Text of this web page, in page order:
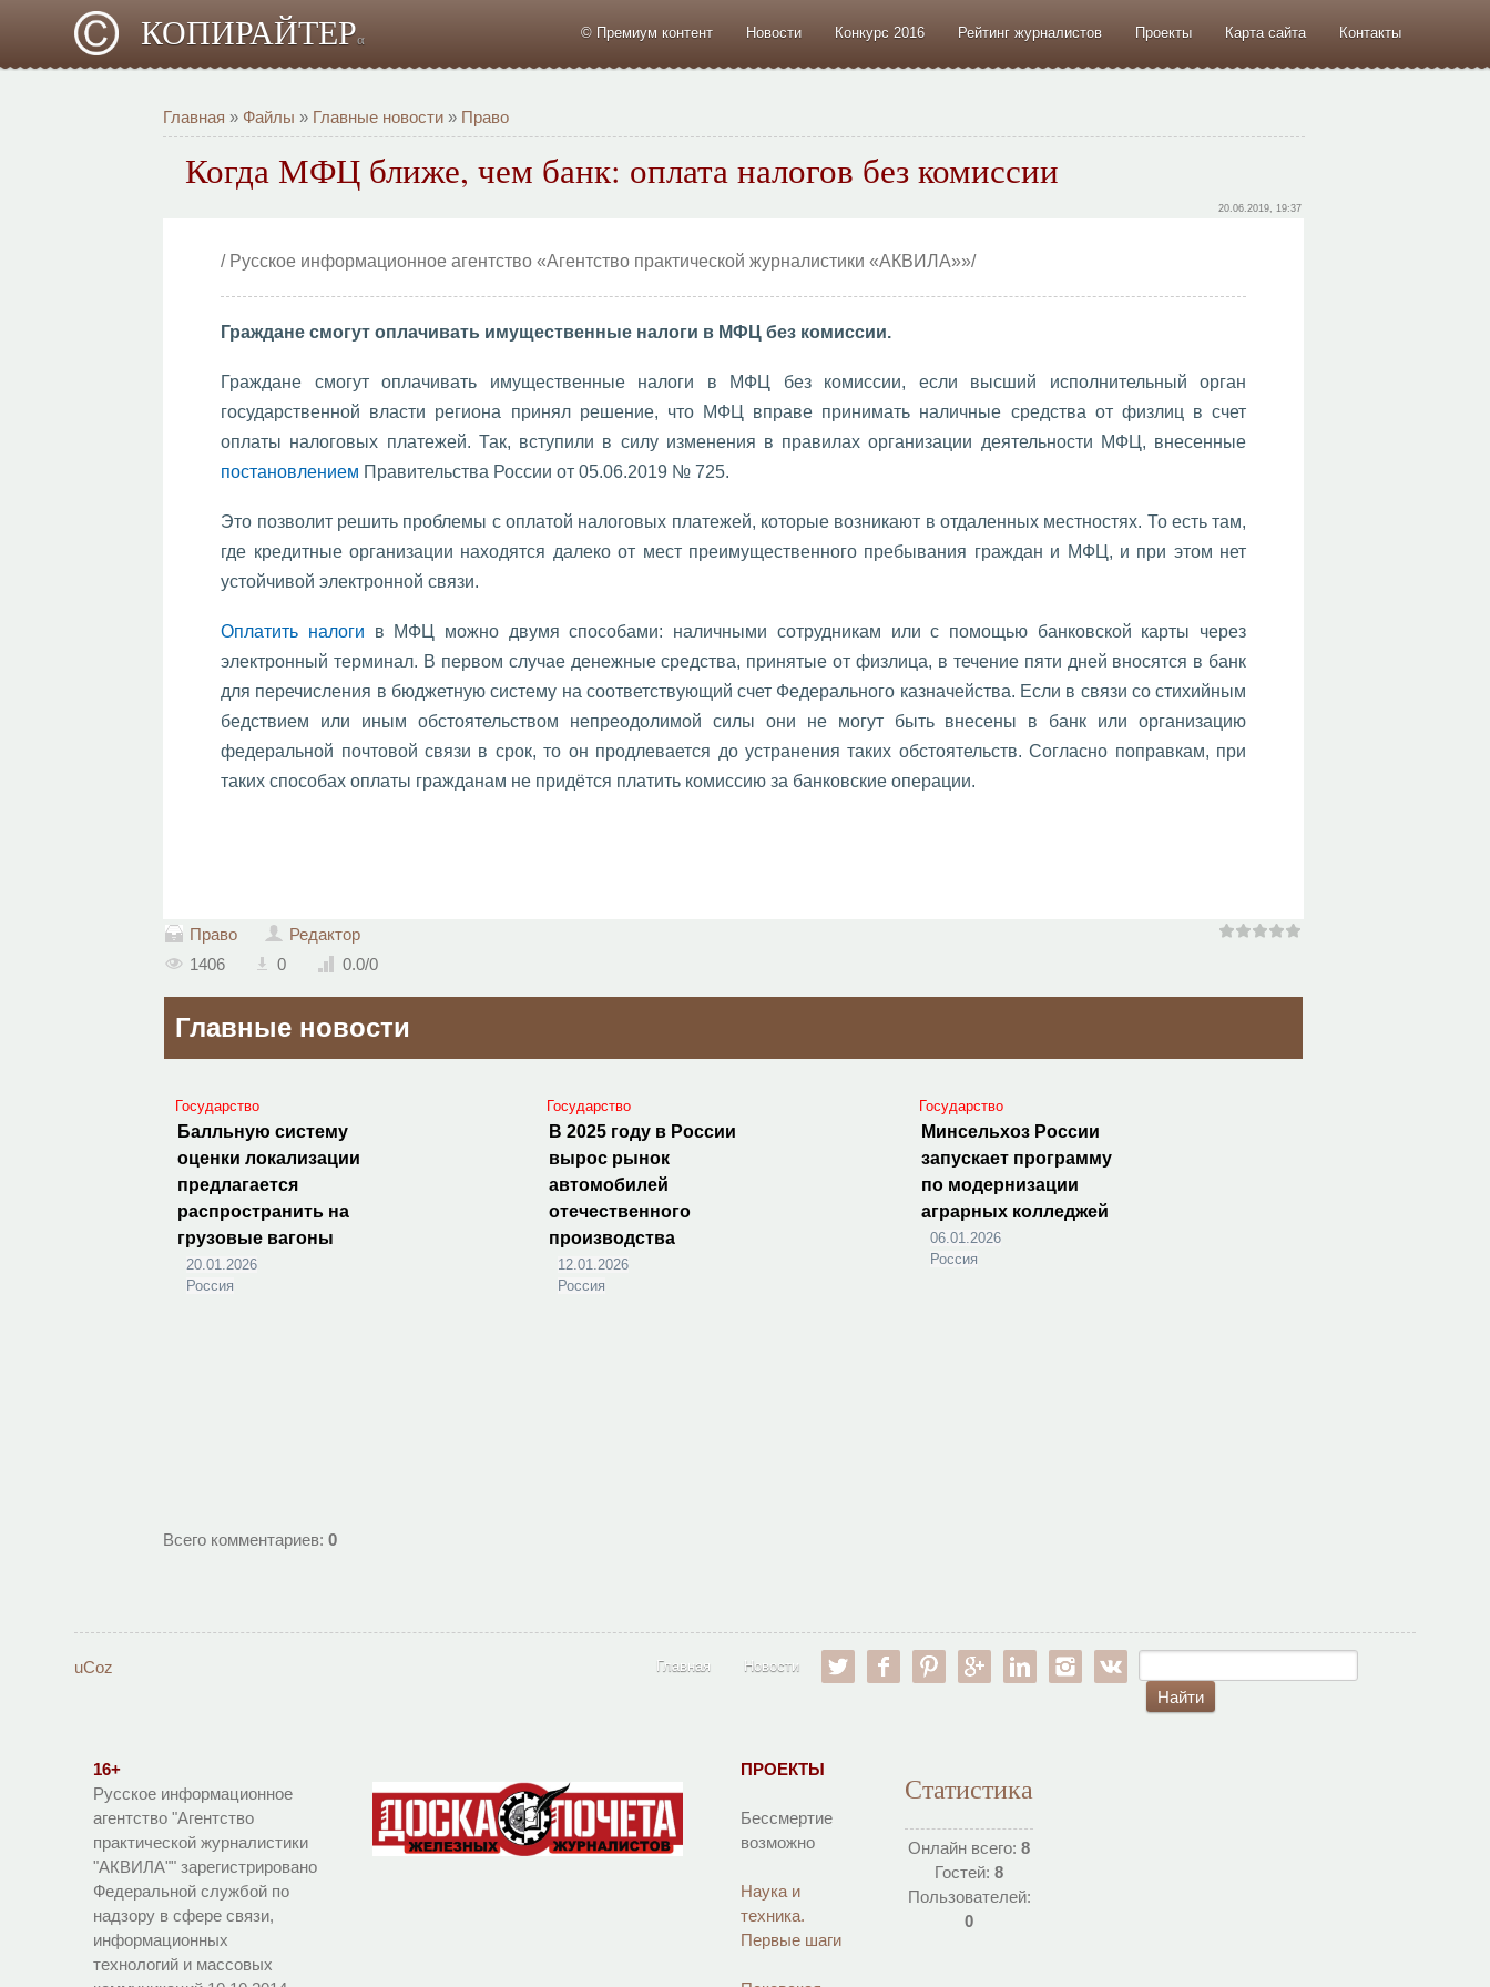
КОПИРАЙТЕРα © Премиум контент Новости Конкурс 2016 Рейтинг журналистов Проекты Карта сайта Контакты
Главная » Файлы » Главные новости » Право
Когда МФЦ ближе, чем банк: оплата налогов без комиссии
20.06.2019, 19:37
/ Русское информационное агентство «Агентство практической журналистики «АКВИЛА»»/
Граждане смогут оплачивать имущественные налоги в МФЦ без комиссии.
Граждане смогут оплачивать имущественные налоги в МФЦ без комиссии, если высший исполнительный орган
государственной власти региона принял решение, что МФЦ вправе принимать наличные средства от физлиц в счет
оплаты налоговых платежей. Так, вступили в силу изменения в правилах организации деятельности МФЦ, внесенные
постановлением Правительства России от 05.06.2019 № 725.
Это позволит решить проблемы с оплатой налоговых платежей, которые возникают в отдаленных местностях. То есть там,
где кредитные организации находятся далеко от мест преимущественного пребывания граждан и МФЦ, и при этом нет
устойчивой электронной связи.
Оплатить налоги в МФЦ можно двумя способами: наличными сотрудникам или с помощью банковской карты через
электронный терминал. В первом случае денежные средства, принятые от физлица, в течение пяти дней вносятся в банк
для перечисления в бюджетную систему на соответствующий счет Федерального казначейства. Если в связи со стихийным
бедствием или иным обстоятельством непреодолимой силы они не могут быть внесены в банк или организацию
федеральной почтовой связи в срок, то он продлевается до устранения таких обстоятельств. Согласно поправкам, при
таких способах оплаты гражданам не придётся платить комиссию за банковские операции.
Право
Редактор
1406
0 0.0/0
Главные новости
Государство
Балльную систему
оценки локализации
предлагается
распространить на
грузовые вагоны
20.01.2026
Россия
Государство
В 2025 году в России
вырос рынок
автомобилей
отечественного
производства
12.01.2026
Россия
Государство
Минсельхоз России
запускает программу
по модернизации
аграрных колледжей
06.01.2026
Россия
Всего комментариев:0
uCoz twitter facebookpinterestgoogle-pllinkedin instagram
Главная Новости
16+
Русское информационное
агентство "Агентство
практической журналистики
"АКВИЛА"" зарегистрировано
Федеральной службой по
надзору в сфере связи,
информационных
технологий и массовых
ПРОЕКТЫ
Бессмертие
возможно
Наука и
техника.
Первые шаги
Статистика
Онлайн всего:8
Гостей:8
Пользователей:
0